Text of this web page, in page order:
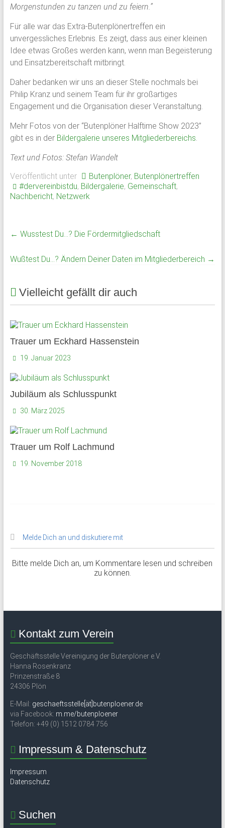
Morgenstunden zu tanzen und zu feiern.”
Für alle war das Extra-Butenplönertreffen ein
unvergessliches Erlebnis. Es zeigt, dass aus einer kleinen
Idee etwas Großes werden kann, wenn man Begeisterung
und Einsatzbereitschaft mitbringt.
Daher bedanken wir uns an dieser Stelle nochmals bei
Philip Kranz und seinem Team für ihr großartiges
Engagement und die Organisation dieser Veranstaltung.
Mehr Fotos von der “Butenplöner Halftime Show 2023”
gibt es in der Bildergalerie unseres Mitgliederbereichs.
Text und Fotos: Stefan Wandelt
Veröffentlicht unter
Butenplöner, Butenplönertreffen
#dervereinbistdu, Bildergalerie, Gemeinschaft,
Nachbericht, Netzwerk
← Wusstest Du…? Die Fördermitgliedschaft
Wußtest Du…? Ändern Deiner Daten im Mitgliederbereich →
Vielleicht gefällt dir auch
Trauer um Eckhard Hassenstein
19. Januar 2023
Jubiläum als Schlusspunkt
30. März 2025
Trauer um Rolf Lachmund
19. November 2018
Melde Dich an und diskutiere mit
Bitte melde Dich an, um Kommentare lesen und schreiben
zu können.
Kontakt zum Verein
Geschäftsstelle Vereinigung der Butenplöner e.V.
Hanna Rosenkranz
Prinzenstraße 8
24306 Plön
E-Mail: geschaeftsstelle[ät]butenploener.de
via Facebook: m.me/butenploener
Telefon: +49 (0) 1512 0784 756
Impressum & Datenschutz
Impressum
Datenschutz
Suchen